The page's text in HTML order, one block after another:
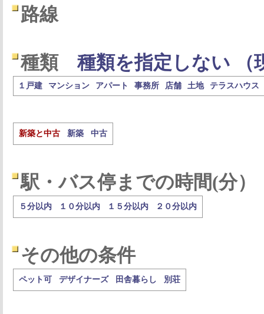
路線
種類 種類を指定しない （
１戸建 マンション アパート 事務所 店舗 土地 テラスハウス
新築と中古 新築 中古
駅・バス停までの時間(分）
５分以内 １０分以内 １５分以内 ２０分以内
その他の条件
ペット可 デザイナーズ 田舎暮らし 別荘